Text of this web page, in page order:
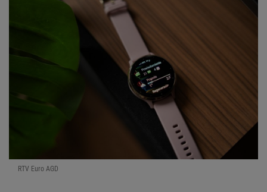
RTV Euro AGD